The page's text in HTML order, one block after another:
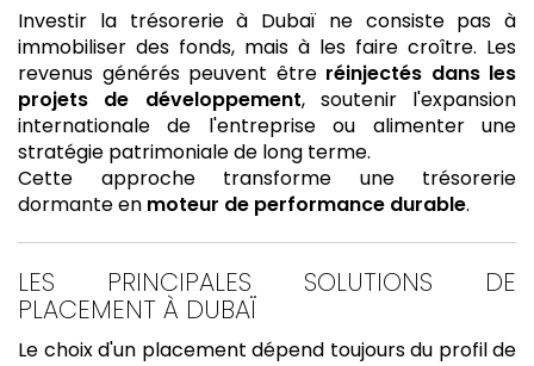
Investir la trésorerie à Dubaï ne consiste pas à
immobiliser des fonds, mais à les faire croître. Les
revenus générés peuvent être réinjectés dans les
projets de développement, soutenir l'expansion
internationale de l'entreprise ou alimenter une
stratégie patrimoniale de long terme.
Cette approche transforme une trésorerie
dormante en moteur de performance durable.
LES PRINCIPALES SOLUTIONS DE
PLACEMENT À DUBAÏ
Le choix d'un placement dépend toujours du profil de